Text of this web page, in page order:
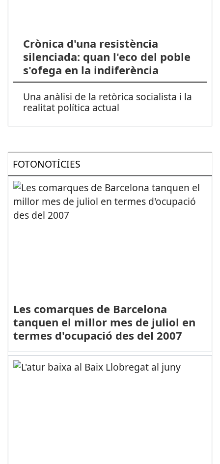
Crònica d'una resistència
silenciada: quan l'eco del poble
s'ofega en la indiferència
Una anàlisi de la retòrica socialista i la
realitat política actual
FOTONOTÍCIES
Les comarques de Barcelona
tanquen el millor mes de juliol en
termes d'ocupació des del 2007